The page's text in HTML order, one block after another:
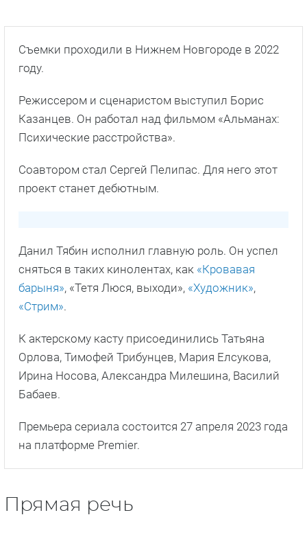
Съемки проходили в Нижнем Новгороде в 2022
году.
Режиссером и сценаристом выступил Борис
Казанцев. Он работал над фильмом «Альманах:
Психические расстройства».
Соавтором стал Сергей Пелипас. Для него этот
проект станет дебютным.
Данил Тябин исполнил главную роль. Он успел
сняться в таких кинолентах, как «Кровавая
барыня», «Тетя Люся, выходи», «Художник»,
«Стрим».
К актерскому касту присоединились Татьяна
Орлова, Тимофей Трибунцев, Мария Елсукова,
Ирина Носова, Александра Милешина, Василий
Бабаев.
Премьера сериала состоится 27 апреля 2023 года
на платформе Premier.
Прямая речь